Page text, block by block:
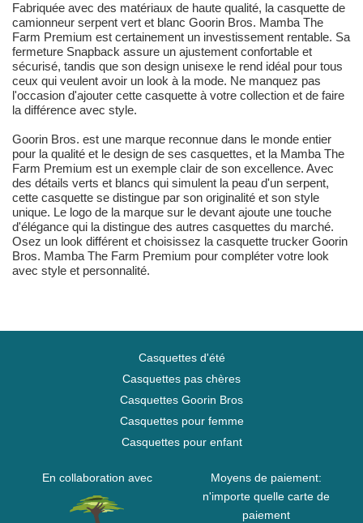
Fabriquée avec des matériaux de haute qualité, la casquette de
camionneur serpent vert et blanc Goorin Bros. Mamba The
Farm Premium est certainement un investissement rentable. Sa
fermeture Snapback assure un ajustement confortable et
sécurisé, tandis que son design unisexe le rend idéal pour tous
ceux qui veulent avoir un look à la mode. Ne manquez pas
l'occasion d'ajouter cette casquette à votre collection et de faire
la différence avec style.
Goorin Bros. est une marque reconnue dans le monde entier
pour la qualité et le design de ses casquettes, et la Mamba The
Farm Premium est un exemple clair de son excellence. Avec
des détails verts et blancs qui simulent la peau d'un serpent,
cette casquette se distingue par son originalité et son style
unique. Le logo de la marque sur le devant ajoute une touche
d'élégance qui la distingue des autres casquettes du marché.
Osez un look différent et choisissez la casquette trucker Goorin
Bros. Mamba The Farm Premium pour compléter votre look
avec style et personnalité.
Casquettes d'été
Casquettes pas chères
Casquettes Goorin Bros
Casquettes pour femme
Casquettes pour enfant
En collaboration avec
Moyens de paiement:
n'importe quelle carte de
paiement